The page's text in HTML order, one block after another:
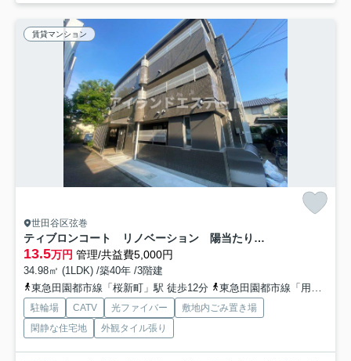
賃貸マンション
世田谷区弦巻
ティブロンコート リノベーション 陽当たり良好 バストイレ別
13.5万円 管理/共益費5,000円
34.98㎡ (1LDK) /築40年 /3階建
東急田園都市線「桜新町」駅 徒歩12分
東急田園都市線「用賀」駅 徒歩19分
駐輪場 CATV 光ファイバー
敷地内ごみ置き場
閑静な住宅地
外観タイル張り